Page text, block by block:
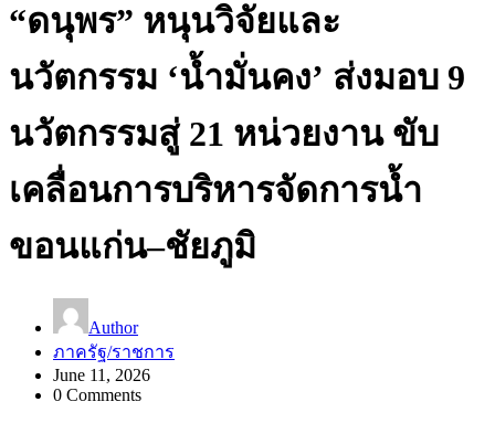
“ดนุพร” หนุนวิจัยและ
นวัตกรรม ‘น้ำมั่นคง’ ส่งมอบ 9
นวัตกรรมสู่ 21 หน่วยงาน ขับ
เคลื่อนการบริหารจัดการน้ำ
ขอนแก่น–ชัยภูมิ
Author
ภาครัฐ/ราชการ
June 11, 2026
0 Comments